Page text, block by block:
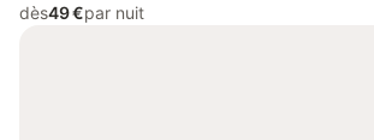
dès49 €par nuit